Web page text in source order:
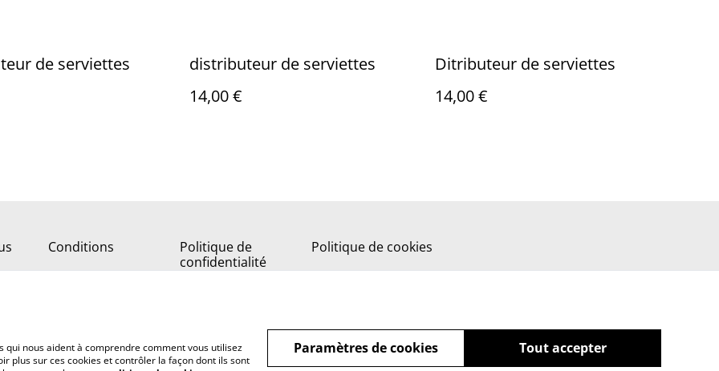
de serviettes
distributeur de serviettes
14,00 €
Ditributeur de serviettes
14,00 €
Conditions
Politique de
confidentialité
Politique de cookies
qui nous aident à comprendre comment vous utilisez
plus sur ces cookies et contrôler la façon dont ils sont
Tout accepter
Paramètres de cookies